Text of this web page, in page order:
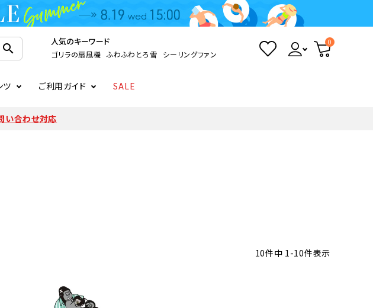
search 人気のキーワード
ゴリラの扇風機 ふわふわとろ雪 シーリングファン
0
ディスプレイ
関連
ツ ご利用ガイド
確認メールの未着について
SALE
い合わせ対応
10件中 1-10件表示